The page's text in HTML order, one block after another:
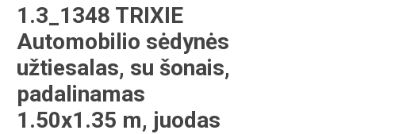
1.3_1348 TRIXIE
Automobilio sėdynės
užtiesalas, su šonais,
padalinamas
1.50x1.35 m, juodas